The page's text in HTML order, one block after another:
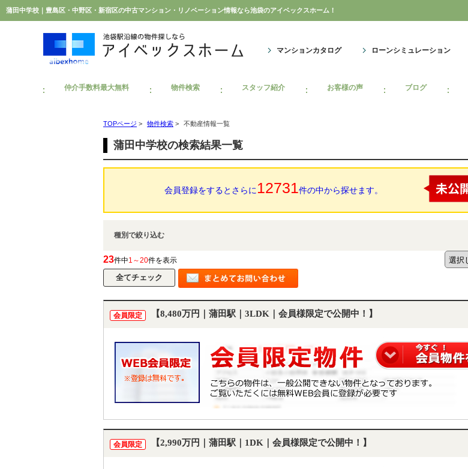
蒲田中学校｜豊島区・中野区・新宿区の中古マンション・リノベーション情報なら池袋のアイベックスホーム！
マンションカタログ ローンシミュレーション
仲介手数料最大無料 物件検索 スタッフ紹介 お客様の声 ブログ
TOPページ > 物件検索 > 不動産情報一覧
蒲田中学校の検索結果一覧
会員登録をするとさらに 12731件の中から探せます。
種別で絞り込む
23件中1～20件を表示
会員限定 【8,480万円｜蒲田駅｜3LDK｜会員様限定で公開中！】
会員限定 【2,990万円｜蒲田駅｜1DK｜会員様限定で公開中！】